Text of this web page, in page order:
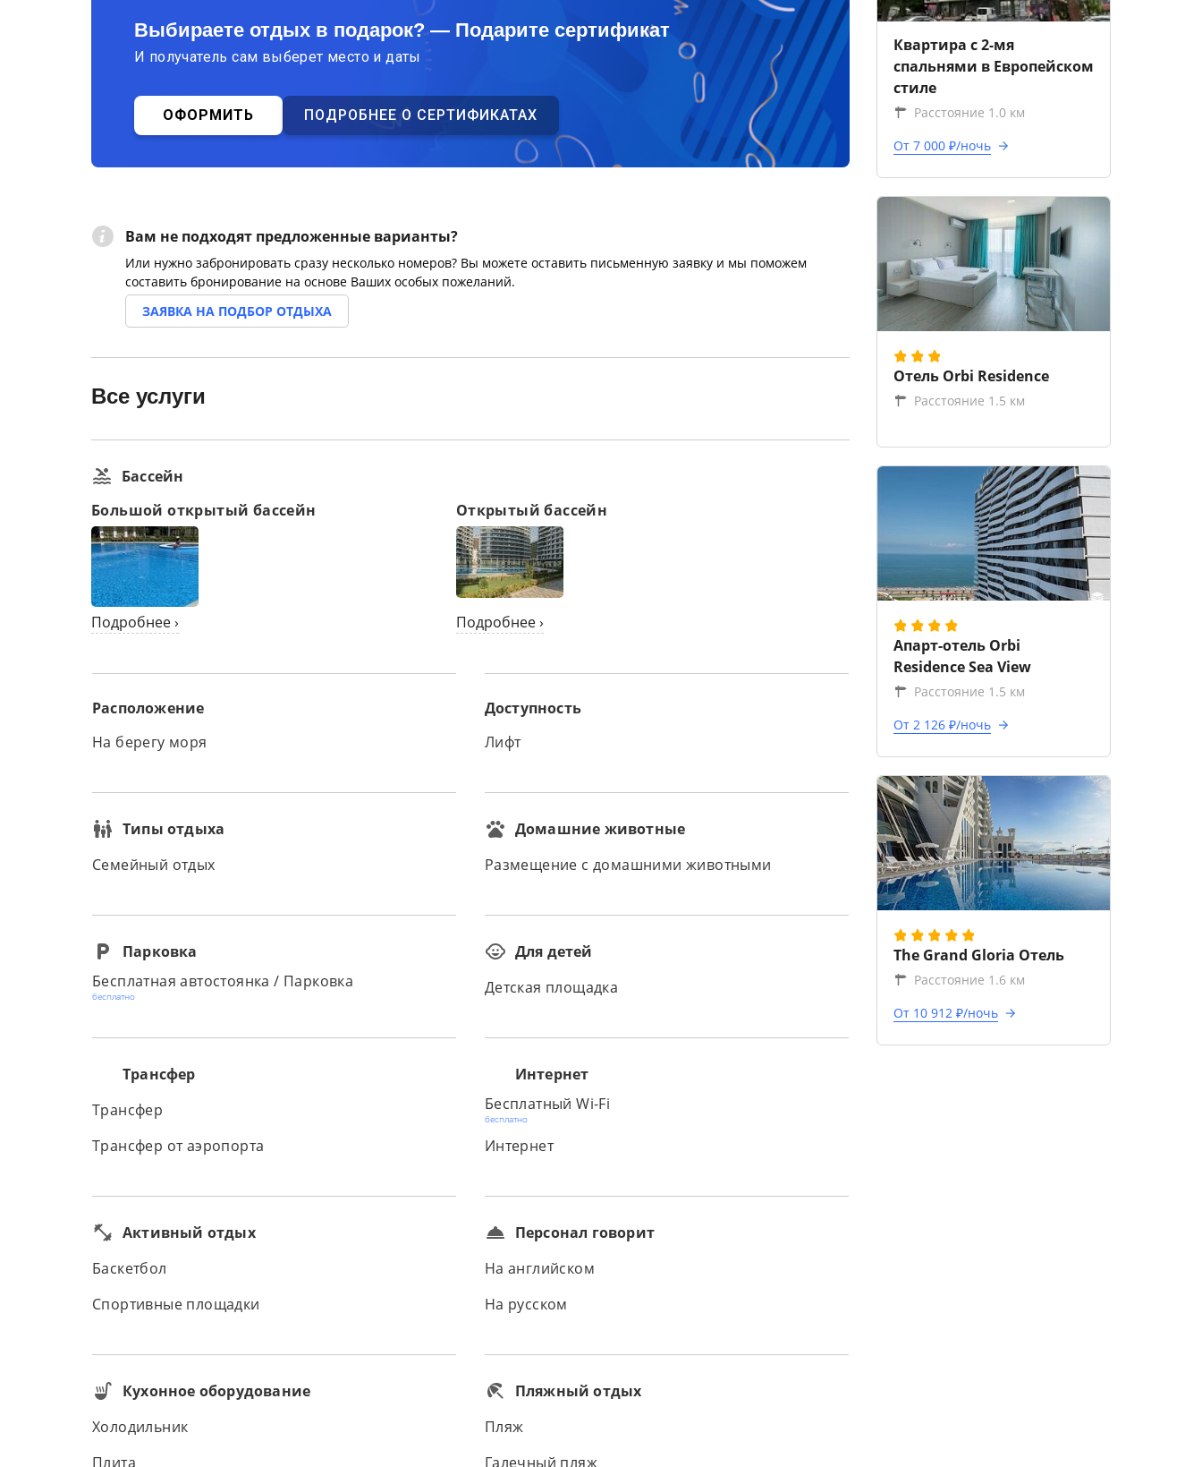
Выбираете отдых в подарок? — Подарите сертификат
И получатель сам выберет место и даты
ОФОРМИТЬ ПОДРОБНЕЕ О СЕРТИФИКАТАХ
Вам не подходят предложенные варианты?
Или нужно забронировать сразу несколько номеров? Вы можете оставить письменную заявку и мы поможем
составить бронирование на основе Ваших особых пожеланий.
ЗАЯВКА НА ПОДБОР ОТДЫХА
Все услуги
Бассейн
Большой открытый бассейн
Подробнее ›
Открытый бассейн
Подробнее ›
Расположение
На берегу моря
Доступность
Лифт
Типы отдыха
Семейный отдых
Домашние животные
Размещение с домашними животными
Парковка
Бесплатная автостоянка / Парковка
бесплатно
Для детей
Детская площадка
Трансфер
Трансфер
Трансфер от аэропорта
Интернет
Бесплатный Wi-Fi
бесплатно
Интернет
Активный отдых
Баскетбол
Спортивные площадки
Персонал говорит
На английском
На русском
Кухонное оборудование
Холодильник
Плита
Пляжный отдых
Пляж
Галечный пляж
Квартира с 2-мя
спальнями в Европейском
стиле
Расстояние 1.0 км
От 7 000 ₽/ночь
Отель Orbi Residence
Расстояние 1.5 км
Апарт-отель Orbi
Residence Sea View
Расстояние 1.5 км
От 2 126 ₽/ночь
The Grand Gloria Отель
Расстояние 1.6 км
От 10 912 ₽/ночь